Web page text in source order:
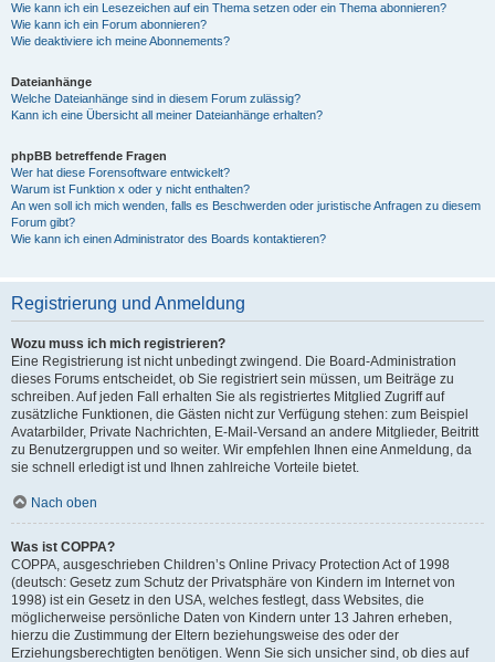
Wie kann ich ein Lesezeichen auf ein Thema setzen oder ein Thema abonnieren?
Wie kann ich ein Forum abonnieren?
Wie deaktiviere ich meine Abonnements?
Dateianhänge
Welche Dateianhänge sind in diesem Forum zulässig?
Kann ich eine Übersicht all meiner Dateianhänge erhalten?
phpBB betreffende Fragen
Wer hat diese Forensoftware entwickelt?
Warum ist Funktion x oder y nicht enthalten?
An wen soll ich mich wenden, falls es Beschwerden oder juristische Anfragen zu diesem
Forum gibt?
Wie kann ich einen Administrator des Boards kontaktieren?
Registrierung und Anmeldung
Wozu muss ich mich registrieren?
Eine Registrierung ist nicht unbedingt zwingend. Die Board-Administration
dieses Forums entscheidet, ob Sie registriert sein müssen, um Beiträge zu
schreiben. Auf jeden Fall erhalten Sie als registriertes Mitglied Zugriff auf
zusätzliche Funktionen, die Gästen nicht zur Verfügung stehen: zum Beispiel
Avatarbilder, Private Nachrichten, E-Mail-Versand an andere Mitglieder, Beitritt
zu Benutzergruppen und so weiter. Wir empfehlen Ihnen eine Anmeldung, da
sie schnell erledigt ist und Ihnen zahlreiche Vorteile bietet.
Nach oben
Was ist COPPA?
COPPA, ausgeschrieben Children’s Online Privacy Protection Act of 1998
(deutsch: Gesetz zum Schutz der Privatsphäre von Kindern im Internet von
1998) ist ein Gesetz in den USA, welches festlegt, dass Websites, die
möglicherweise persönliche Daten von Kindern unter 13 Jahren erheben,
hierzu die Zustimmung der Eltern beziehungsweise des oder der
Erziehungsberechtigten benötigen. Wenn Sie sich unsicher sind, ob dies auf